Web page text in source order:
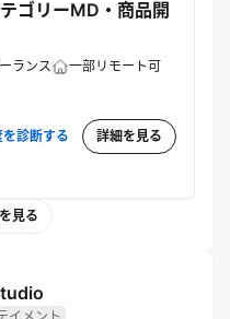
ゴリーMD・商品開
ランス
一部リモート可
診断する 詳細を見る
見る